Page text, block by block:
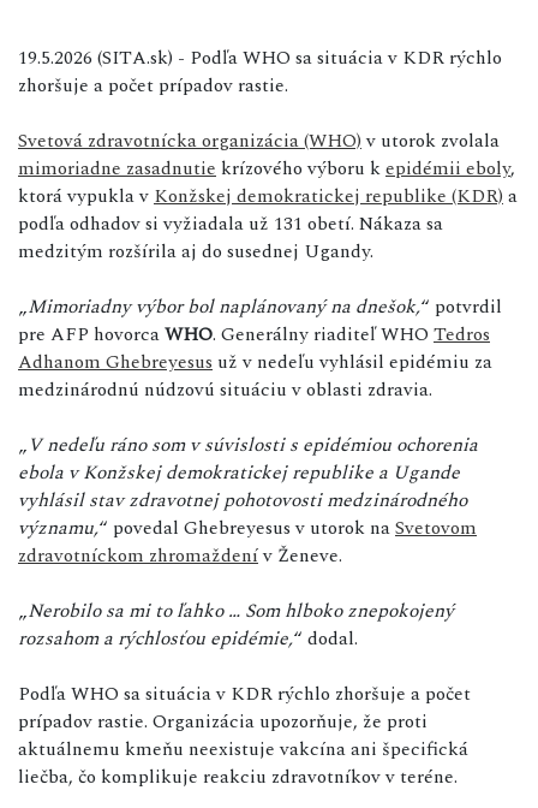
19.5.2026 (SITA.sk) - Podľa WHO sa situácia v KDR rýchlo
zhoršuje a počet prípadov rastie.
Svetová zdravotnícka organizácia (WHO)v utorok zvolala
mimoriadne zasadnutie krízového výboru kepidémii eboly,
ktorá vypukla v Konžskej demokratickej republike (KDR) a
podľa odhadov si vyžiadala už 131 obetí. Nákaza sa
medzitým rozšírila aj do susednej Ugandy.
„Mimoriadny výbor bol naplánovaný na dnešok,“ potvrdil
pre AFP hovorcaWHO. Generálny riaditeľ WHO Tedros
Adhanom Ghebreyesus už v nedeľu vyhlásil epidémiu za
medzinárodnú núdzovú situáciu v oblasti zdravia.
„V nedeľu ráno som v súvislosti s epidémiou ochorenia
ebola v Konžskej demokratickej republike a Ugande
vyhlásil stav zdravotnej pohotovosti medzinárodného
významu,“ povedal Ghebreyesus v utorok naSvetovom
zdravotníckom zhromaždenív Ženeve.
„Nerobilo sa mi to ľahko … Som hlboko znepokojený
rozsahom a rýchlosťou epidémie,“ dodal.
Podľa WHO sa situácia v KDR rýchlo zhoršuje a počet
prípadov rastie. Organizácia upozorňuje, že proti
aktuálnemu kmeňu neexistuje vakcína ani špecifická
liečba, čo komplikuje reakciu zdravotníkov v teréne.